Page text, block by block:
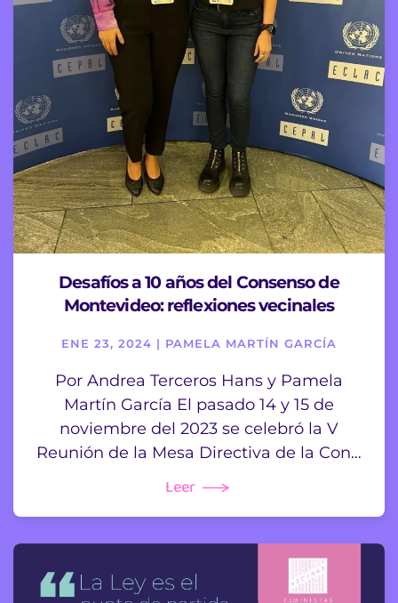
Desafíos a 10 años del Consenso de
Montevideo: reflexiones vecinales
ENE 23, 2024 | PAMELA MARTÍN GARCÍA
Por Andrea Terceros Hans y Pamela
Martín García El pasado 14 y 15 de
noviembre del 2023 se celebró la V
Reunión de la Mesa Directiva de la Con…
Leer